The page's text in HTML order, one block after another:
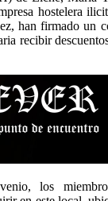
hostelera
han firmado un
recibir
los